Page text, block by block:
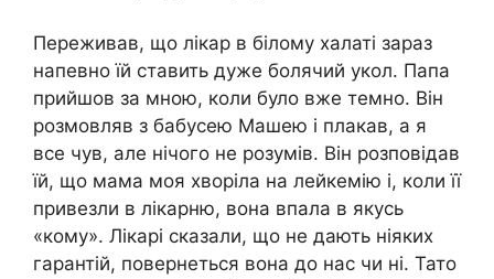
Переживав, що лікар в білому халаті зараз
напевно їй ставить дуже болячий укол. Папа
прийшов за мною, коли було вже темно. Він
розмовляв з бабусею Машею і плакав, а я
все чув, але нічого не розумів. Він розповідав
їй, що мама моя хворіла на лейкемію і, коли її
привезли в лікарню, вона впала в якусь
«кому». Лікарі сказали, що не дають ніяких
гарантій, повернеться вона до нас чи ні. Тато